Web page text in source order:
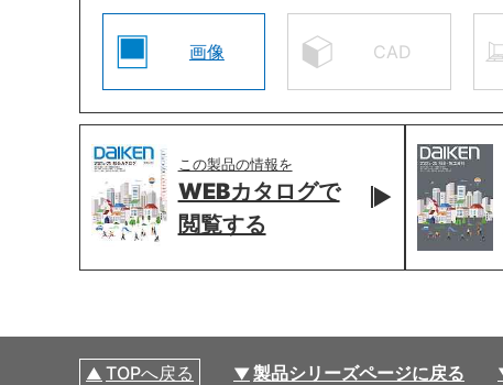
画像 CAD
この製品の情報を
WEBカタログで
閲覧する
TOPへ戻る 製品シリーズページに戻る